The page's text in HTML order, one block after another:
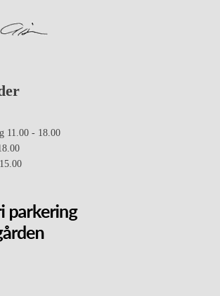
11.00 - 18.00